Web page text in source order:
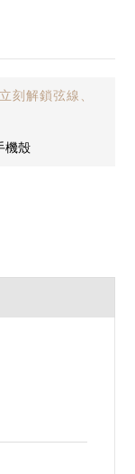
刻解鎖弦線、
機殼